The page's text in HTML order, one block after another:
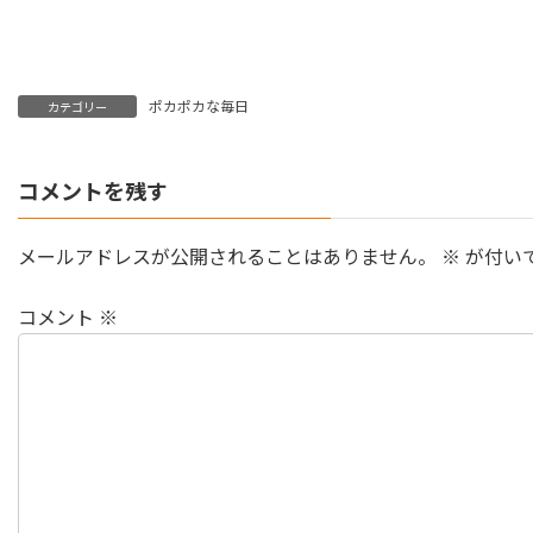
カテゴリー ポカポカな毎日
コメントを残す
メールアドレスが公開されることはありません。 ※ が付い
コメント ※